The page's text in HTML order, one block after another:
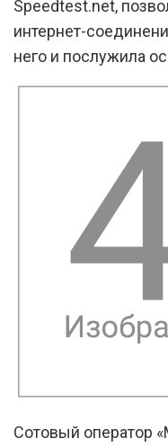
Speedtest.net,
интернет-
него и послужила
Сотовый оператор